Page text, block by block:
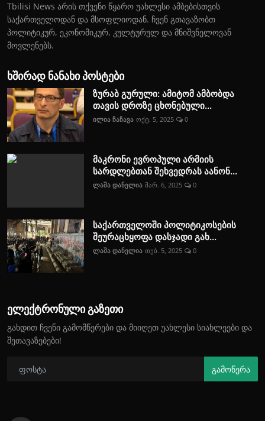
Tbilisi News არის თქვენი წყარო უახლესი ამბებისთვის
საქართველოდან და მსოფლიოდან. ჩვენ გთავაზობთ
პოლიტიკურ, ეკონომიკურ, კულტურულ და მნიშვნელოვან
მოვლენებს.
ხშირად ნანახი პოსტები
ზურაბ გურული: ამიტომ ამბობდა
თავის დროზე ცხონებული...
ილია ჩაჩავა ოქტ. 5, 2025 0
მაკრონი ევროპული არმიის
სარდლებთან შეხვედრას აანონ...
ლაშა დანელია მარ. 6, 2025 0
საქართველოში პოლიტიკოსების
შეურაცხყოფა დასჯადი გახ...
ლაშა დანელია თებ. 5, 2025 0
ელექტრონული გაზეთი
გახდით ჩვენი გამომწერები და მიიღეთ უახლესი სიახლეები და
შეთავაზებები!
გამოწერა